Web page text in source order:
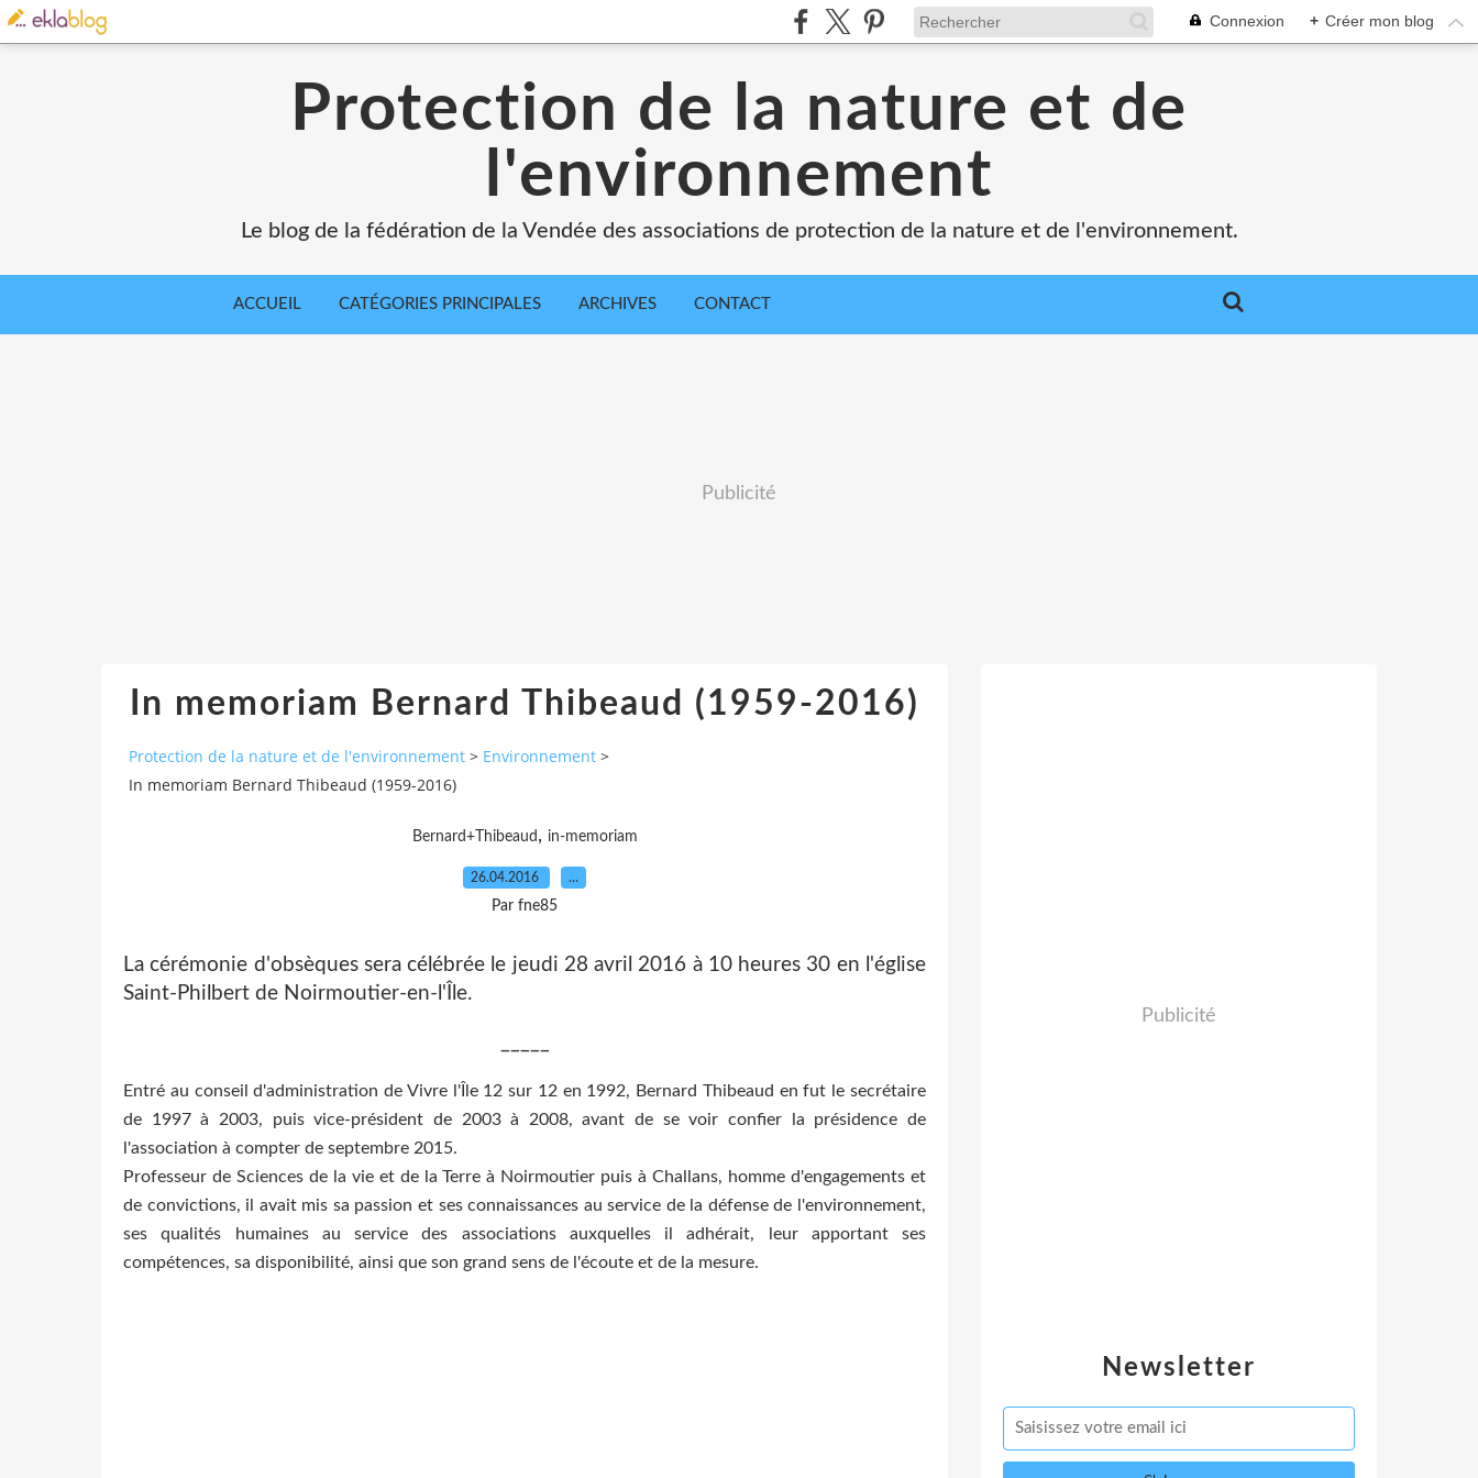
Connexion + Créer mon blog
Protection de la nature et de
l'environnement
Le blog de la fédération de la Vendée des associations de protection de la nature et de l'environnement.
ACCUEIL CATÉGORIES PRINCIPALES ARCHIVES CONTACT
Publicité
In memoriam Bernard Thibeaud (1959-2016)
Protection de la nature et de l'environnement > Environnement >
In memoriam Bernard Thibeaud (1959-2016)
Bernard+Thibeaud , in-memoriam
26.04.2016 …
Par fne85
La cérémonie d'obsèques sera célébrée le jeudi 28 avril 2016 à 10 heures 30 en l'église
Saint-Philbert de Noirmoutier-en-l'Île.
Entré au conseil d'administration de Vivre l'Île 12 sur 12 en 1992, Bernard Thibeaud en fut le secrétaire
de 1997 à 2003, puis vice-président de 2003 à 2008, avant de se voir confier la présidence de
l'association à compter de septembre 2015.
Professeur de Sciences de la vie et de la Terre à Noirmoutier puis à Challans, homme d'engagements et
de convictions, il avait mis sa passion et ses connaissances au service de la défense de l'environnement,
ses qualités humaines au service des associations auxquelles il adhérait, leur apportant ses
compétences, sa disponibilité, ainsi que son grand sens de l'écoute et de la mesure.
Newsletter
Publicité